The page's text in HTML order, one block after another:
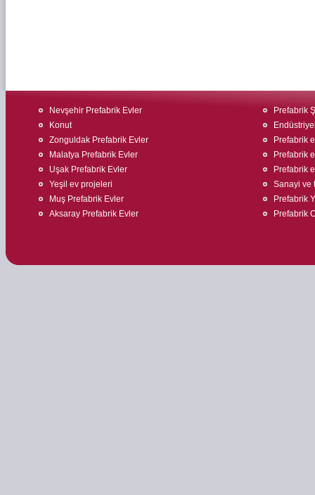
Nevşehir Prefabrik Evler
Konut
Zonguldak Prefabrik Evler
Malatya Prefabrik Evler
Uşak Prefabrik Evler
Yeşil ev projeleri
Muş Prefabrik Evler
Aksaray Prefabrik Evler
Prefabrik
Prefabrik
Prefabrik
Prefabrik
Sanayi ve
Prefabrik
Prefabrik